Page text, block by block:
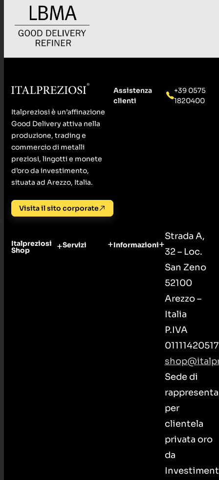
Italpreziosi è un’affinazione
Good Delivery attiva nella
produzione, trading e
commercio di metalli
preziosi, lingotti e monete
d’oro da investimento,
situata ad Arezzo, Italia.
Visita il sito corporate
Assistenza
clienti
+39 0575
1820400
Italpreziosi
Shop
Servizi Informazioni
Strada A,
32 – Loc.
San Zeno
52100
Arezzo –
Italia
P.IVA
01111420517
Sede di
per
clientela
privata oro
da